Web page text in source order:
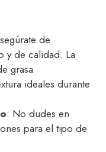
de
y de calidad. La
grasa
ideales durante
: No dudes en
para el tipo de